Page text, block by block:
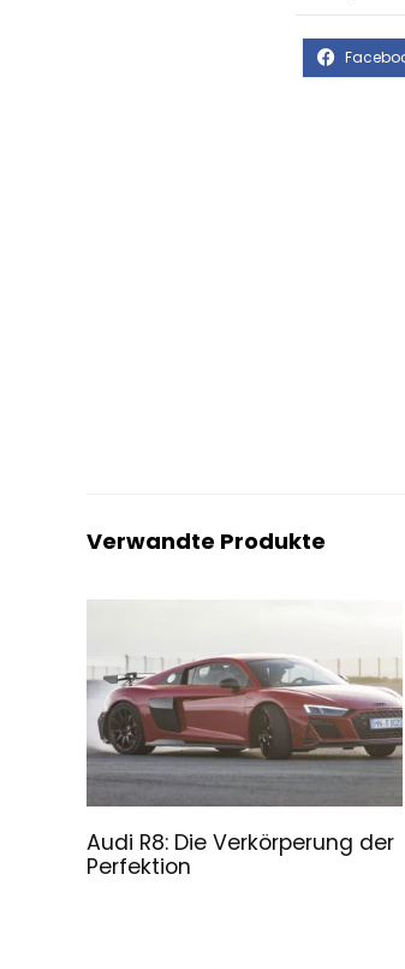
Verwandte Produkte
Audi R8: Die Verkörperung der
Perfektion